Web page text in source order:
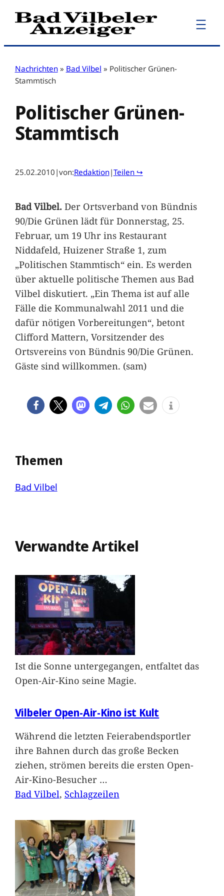
Zum
Inhalt
Nachrichten » Bad Vilbel » Politischer Grünen-
Stammtisch
Politischer Grünen-
Stammtisch
25.02.2010 |von:Redaktion|Teilen ↪
Bad Vilbel.Der Ortsverband von Bündnis
90/Die Grünen lädt für Donnerstag, 25.
Februar, um 19 Uhr ins Restaurant
Niddafeld, Huizener Straße 1, zum
„Politischen Stammtisch“ ein. Es werden
über aktuelle politische Themen aus Bad
Vilbel diskutiert. „Ein Thema ist auf alle
Fälle die Kommunalwahl 2011 und die
dafür nötigen Vorbereitungen“, betont
Clifford Mattern, Vorsitzender des
Ortsvereins von Bündnis 90/Die Grünen.
Gäste sind willkommen. (sam)
Themen
Bad Vilbel
Verwandte Artikel
Ist die Sonne untergegangen, entfaltet das
Open-Air-Kino seine Magie.
Vilbeler Open-Air-Kino ist Kult
Während die letzten Feierabendsportler
ihre Bahnen durch das große Becken
ziehen, strömen bereits die ersten Open-
Air-Kino-Besucher …
Bad Vilbel, Schlagzeilen